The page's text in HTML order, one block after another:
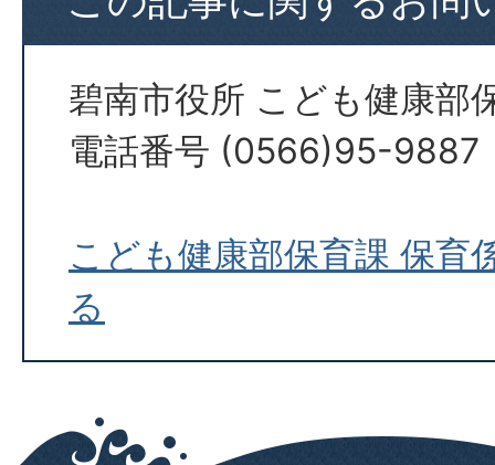
碧南市役所 こども健康部
電話番号 (0566)95-9887
こども健康部保育課 保育
る